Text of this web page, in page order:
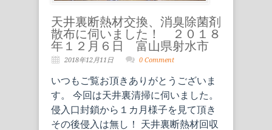
天井裏断熱材交換、消臭除菌剤
散布に伺いました！ ２０１８
年１２月６日 富山県射水市
2018年12月11日 0 Comment
いつもご覧お頂きありがとうございま
す。 今回は天井裏清掃に伺いました。
侵入口封鎖から１カ月様子を見て頂き
その後侵入は無し！ 天井裏断熱材回収